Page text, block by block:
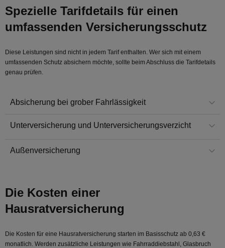
Spezielle Tarifdetails für einen
umfassenden Versicherungsschutz
Diese Leistungen sind nicht in jedem Tarif enthalten. Wer sich mit einem
umfassenden Schutz absichern möchte, sollte beim Abschluss die Tarifdetails
genau prüfen.
Absicherung bei grober Fahrlässigkeit
Unterversicherung und Unterversicherungsverzicht
Außenversicherung
Die Kosten einer
Hausratversicherung
Die Kosten für eine Hausratversicherung starten im Basisschutz ab 0,63 €
monatlich. Werden zusätzliche Leistungen wie Fahrraddiebstahl, Glasbruch